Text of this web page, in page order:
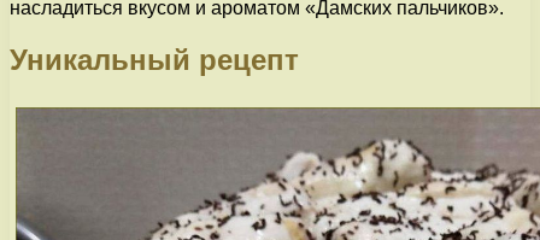
насладиться вкусом и ароматом «Дамских пальчиков».
Уникальный рецепт